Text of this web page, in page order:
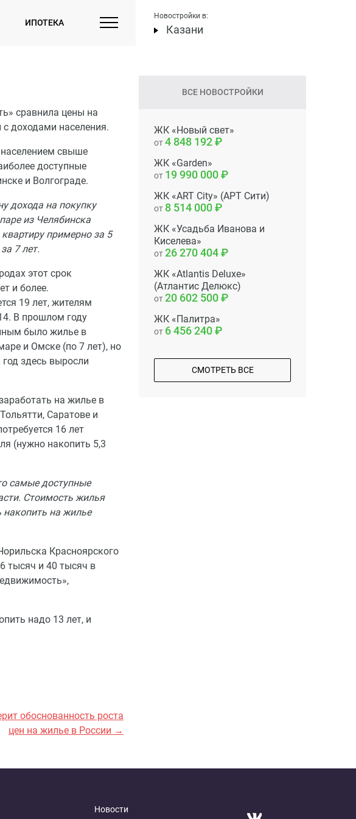
ИПОТЕКА
Новостройки в:
Казани
сравнила цены на
доходами населения.
свыше
доступные
и Волгограде.
дохода на покупку
из Челябинска
примерно за 5
7 лет.
этот срок
и более.
19 лет, жителям
В прошлом году
было жилье в
и Омске (по 7 лет), но
здесь выросли
на жилье в
Саратове и
16 лет
(нужно накопить 5,3
самые доступные
Стоимость жилья
накопить на жилье
Красноярского
тысяч и 40 тысяч в
надо 13 лет, и
обоснованность роста
цен на жилье в России →
ВСЕ НОВОСТРОЙКИ
ЖК «Новый свет»
от4 848 192
ЖК «Garden»
от 19 990 000
ЖК «ART City» (АРТ Сити)
от 8 514 000
ЖК «Усадьба Иванова и
Киселева»
от26 270 404
ЖК «Atlantis Deluxe»
(Атлантис Делюкс)
от20 602 500
ЖК «Палитра»
от 6 456 240
СМОТРЕТЬ ВСЕ
Новости